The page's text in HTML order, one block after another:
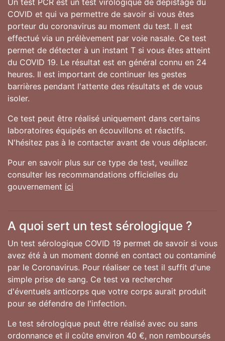
COVID et qui va permettre de savoir si vous êtes
porteur du coronavirus au moment du test. Il est
effectué via un prélèvement par voie nasale. Ce test
permet de détecter à un instant T si vous êtes atteint
du COVID 19. Le résultat est en général connu en 24
heures. Il est important de continuer les gestes
barrières pendant l'attente des résultats et de vous
isoler.
Ce test peut être réalisé uniquement dans certains
laboratoires équipés en écouvillons et réactifs.
N'hésitez pas à le contacter avant de vous déplacer.
Pour en savoir plus sur ce type de test, veuillez
consulter les recommandations officielles du
gouvernement ici
A quoi sert un test sérologique ?
Un test sérologique COVID 19 permet de savoir si vous
avez été à un moment donné en contact ou contaminé
par le Coronavirus. Pour réaliser ce test il suffit d'une
simple prise de sang. Ce test va rechercher
d'éventuels anticorps que votre corps aurait produit
pour se défendre de l'infection.
Le test sérologique peut être réalisé avec ou sans
ordonnance et il coûte environ 40 €, non remboursés